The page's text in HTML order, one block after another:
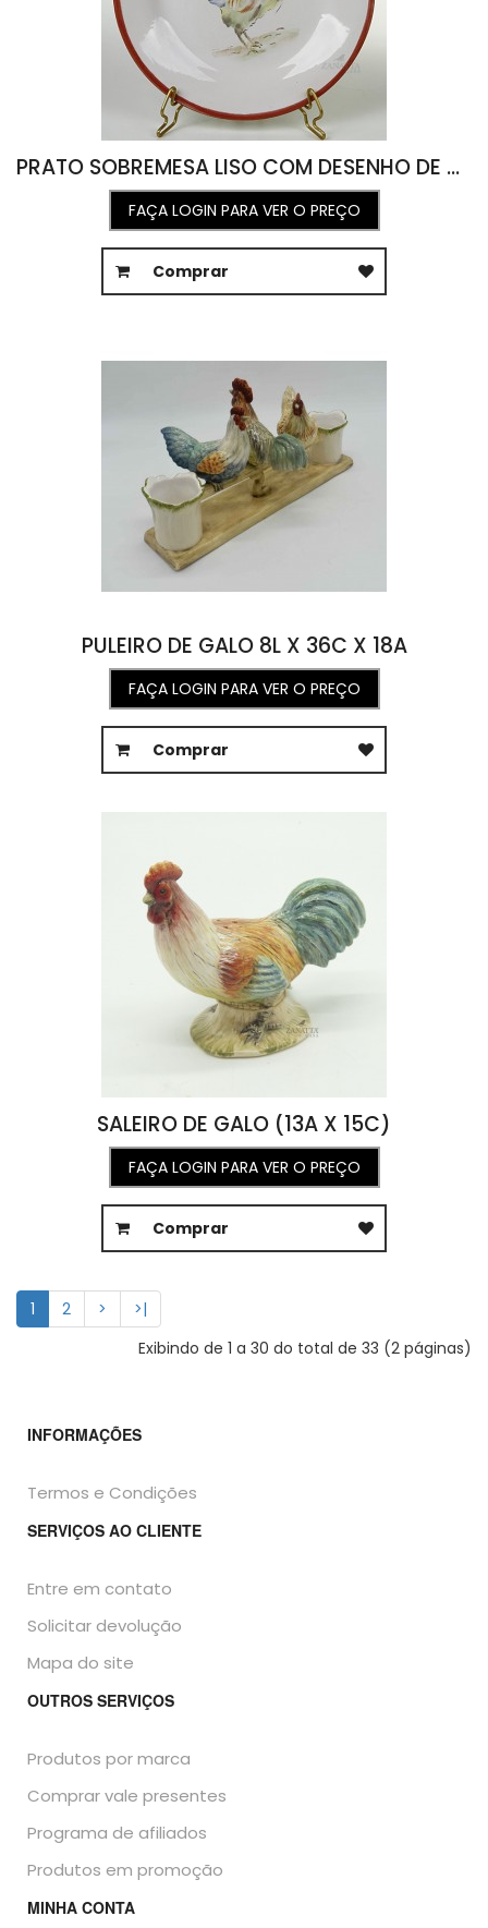
PRATO SOBREMESA LISO COM DESENHO DE GALO AQUARELADO COM FRISO VERMELHO ( D 20 )
FAÇA LOGIN PARA VER O PREÇO
Comprar
PULEIRO DE GALO 8L X 36C X 18A
FAÇA LOGIN PARA VER O PREÇO
Comprar
SALEIRO DE GALO (13A X 15C)
FAÇA LOGIN PARA VER O PREÇO
Comprar
1 2 >
>|
Exibindo de 1 a 30 do total de 33 (2 páginas)
INFORMAÇÕES
Termos e Condições
SERVIÇOS AO CLIENTE
Entre em contato
Solicitar devolução
Mapa do site
OUTROS SERVIÇOS
Produtos por marca
Comprar vale presentes
Programa de afiliados
Produtos em promoção
MINHA CONTA